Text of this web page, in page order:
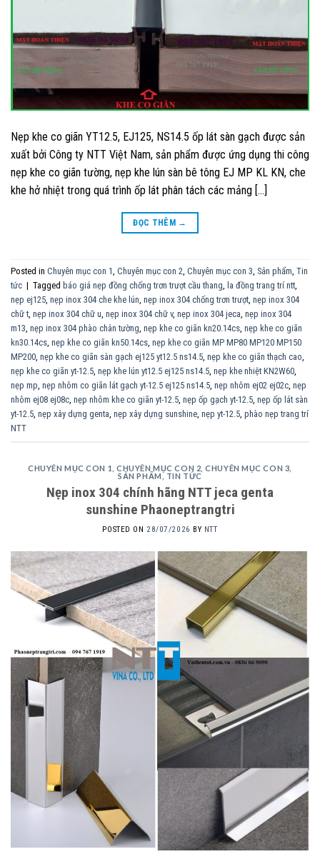
Nẹp khe co giãn YT12.5, EJ125, NS14.5 ốp lát sàn gạch được sản
xuất bởi Công ty NTT Việt Nam, sản phẩm được ứng dụng thi công
nẹp khe co giãn tường, nẹp khe lún sàn bê tông EJ MP KL KN, che
khe hở nhiệt trong quá trình ốp lát phân tách các mảng […]
ĐỌC THÊM →
Posted in Chuyên mục con 1, Chuyên mục con 2, Chuyên mục con 3, Sản phẩm, Tin
tức | Tagged báo giá nẹp đồng chống trơn trượt cầu thang, la đồng trang trí ntt,
nẹp ej125, nẹp inox 304 che khe lún, nẹp inox 304 chống trơn trượt, nẹp inox 304
chữ t, nẹp inox 304 chữ u, nẹp inox 304 chữ v, nẹp inox 304 jeca, nẹp inox 304
m13, nẹp inox 304 phào chân tường, nẹp khe co giãn kn20.14cs, nẹp khe co giãn
kn30.14cs, nẹp khe co giãn kn50.14cs, nẹp khe co giãn MP MP80 MP120 MP150
MP200, nẹp khe co giãn sàn gạch ej125 yt12.5 ns14.5, nẹp khe co giãn thạch cao,
nẹp khe co giãn yt-12.5, nẹp khe lún yt12.5 ej125 ns14.5, nẹp khe nhiệt KN2W60,
nẹp mp, nẹp nhôm co giãn lát gạch yt-12.5 ej125 ns14.5, nẹp nhôm ej02 ej02c, nẹp
nhôm ej08 ej08c, nẹp nhôm khe co giãn yt-12.5, nẹp ốp gạch yt-12.5, nẹp ốp lát sàn
yt-12.5, nẹp xây dựng genta, nẹp xây dựng sunshine, nẹp yt-12.5, phào nẹp trang trí
NTT
CHUYÊN MỤC CON 1 ,CHUYÊN MỤC CON 2 ,CHUYÊN MỤC CON 3
SẢN PHẨM , TIN TỨC
Nẹp inox 304 chính hãng NTT jeca genta
sunshine Phaoneptrangtri
POSTED ON 28/07/2026 BY NTT